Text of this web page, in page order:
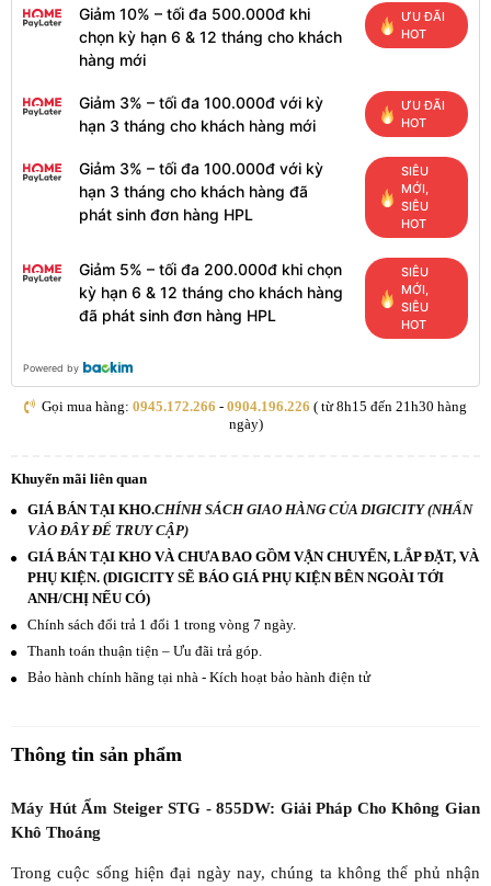
Giảm 10% – tối đa 500.000đ khi
chọn kỳ hạn 6 & 12 tháng cho khách
hàng mới
ƯU ĐÃI
HOT
Giảm 3% – tối đa 100.000đ với kỳ
hạn 3 tháng cho khách hàng mới
ƯU ĐÃI
HOT
Giảm 3% – tối đa 100.000đ với kỳ
hạn 3 tháng cho khách hàng đã
phát sinh đơn hàng HPL
SIÊU
MỚI,
SIÊU
HOT
Giảm 5% – tối đa 200.000đ khi chọn
kỳ hạn 6 & 12 tháng cho khách hàng
đã phát sinh đơn hàng HPL
SIÊU
MỚI,
SIÊU
HOT
Powered by
Gọi mua hàng: 0945.172.266 - 0904.196.226 ( từ 8h15 đến 21h30 hàng
ngày)
Khuyến mãi liên quan
GIÁ BÁN TẠI KHO.CHÍNH SÁCH GIAO HÀNG CỦA DIGICITY (NHẤN
VÀO ĐÂY ĐỂ TRUY CẬP)
GIÁ BÁN TẠI KHO VÀ CHƯA BAO GỒM VẬN CHUYỂN, LẮP ĐẶT, VÀ
PHỤ KIỆN. (DIGICITY SẼ BÁO GIÁ PHỤ KIỆN BÊN NGOÀI TỚI
ANH/CHỊ NẾU CÓ)
Chính sách đổi trả 1 đổi 1 trong vòng 7 ngày.
Thanh toán thuận tiện – Ưu đãi trả góp.
Bảo hành chính hãng tại nhà - Kích hoạt bảo hành điện tử
Thông tin sản phẩm
Máy Hút Ẩm Steiger STG - 855DW: Giải Pháp Cho Không Gian
Khô Thoáng
Trong cuộc sống hiện đại ngày nay, chúng ta không thể phủ nhận